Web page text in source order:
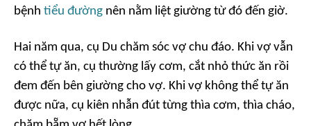
bệnh tiểu đường nên nằm liệt giường từ đó đến giờ.
Hai năm qua, cụ Du chăm sóc vợ chu đáo. Khi vợ vẫn
có thể tự ăn, cụ thường lấy cơm, cắt nhỏ thức ăn rồi
đem đến bên giường cho vợ. Khi vợ không thể tự ăn
được nữa, cụ kiên nhẫn đút từng thìa cơm, thìa cháo,